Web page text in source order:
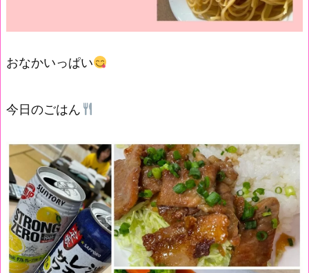
おなかいっぱい
今日のごはん